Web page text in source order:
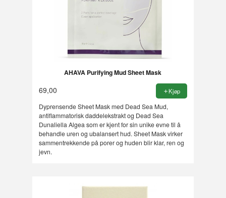
AHAVA Purifying Mud Sheet Mask
69,00 Kjøp
Dyprensende Sheet Mask med Dead Sea Mud,
antiflammatorisk daddelekstrakt og Dead Sea
Dunaliella Algea som er kjent for sin unike evne til å
behandle uren og ubalansert hud. Sheet Mask virker
sammentrekkende på porer og huden blir klar, ren og
jevn.